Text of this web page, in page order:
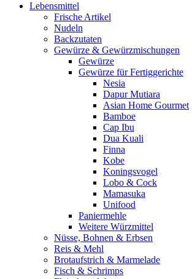
Lebensmittel
Frische Artikel
Nudeln
Backzutaten
Gewürze & Gewürzmischungen
Gewürze
Gewürze für Fertiggerichte
Nesia
Dapur Mutiara
Asian Home Gourmet
Bamboe
Cap Ibu
Dua Kuali
Finna
Kobe
Koningsvogel
Lobo & Cock
Mamasuka
Unifood
Paniermehle
Weitere Würzmittel
Nüsse, Bohnen & Erbsen
Reis & Mehl
Brotaufstrich & Marmelade
Fisch & Schrimps